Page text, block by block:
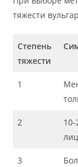
тяжести
Степень
тяжести
1
2
3